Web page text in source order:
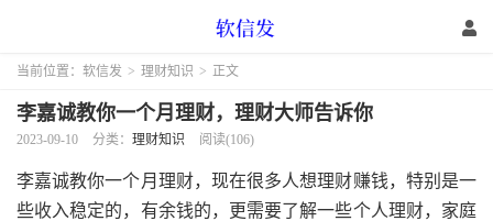
当前位置： 软信发 > 理财知识 > 正文
李嘉诚教你一个月理财，理财大师告诉你
2023-09-10 分类： 理财知识 阅读(106)
李嘉诚教你一个月理财，现在很多人想理财赚钱，特别是一
些收入稳定的，有余钱的，更需要了解一些个人理财，家庭